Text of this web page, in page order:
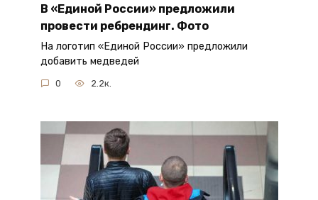
В «Единой России» предложили
провести ребрендинг. Фото
На логотип «Единой России» предложили
добавить медведей
0 2.2к.